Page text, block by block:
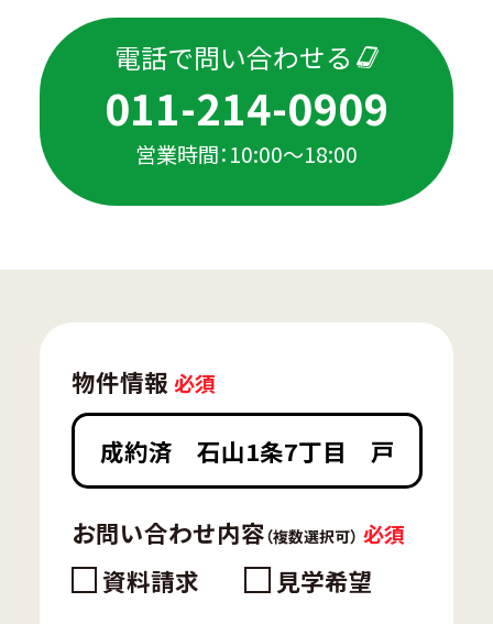
電話で問い合わせる
011-214-0909
営業時間：10:00〜18:00
物件情報
お問い合わせ内容（複数選択可）
資料請求
見学希望